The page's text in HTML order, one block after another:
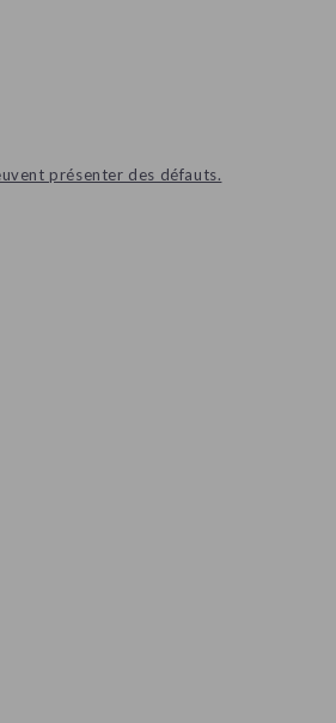
présenter des défauts.